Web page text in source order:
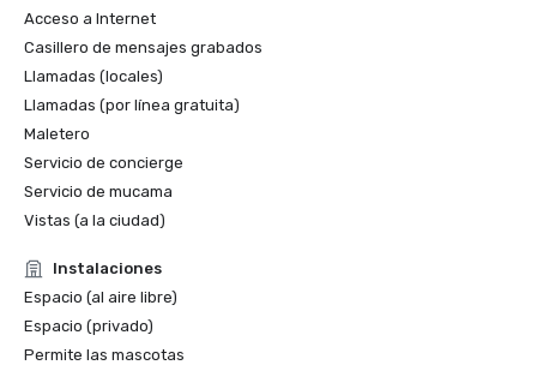
Acceso a Internet
Casillero de mensajes grabados
Llamadas (locales)
Llamadas (por línea gratuita)
Maletero
Servicio de concierge
Servicio de mucama
Vistas (a la ciudad)
Instalaciones
Espacio (al aire libre)
Espacio (privado)
Permite las mascotas